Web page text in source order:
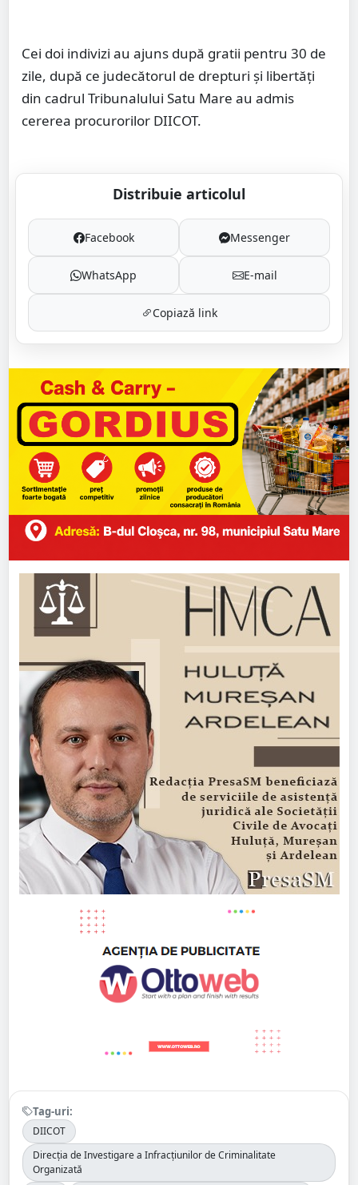
Cei doi indivizi au ajuns după gratii pentru 30 de
zile, după ce judecătorul de drepturi și libertăți
din cadrul Tribunalului Satu Mare au admis
cererea procurorilor DIICOT.
Distribuie articolul
Facebook Messenger
WhatsApp E-mail
Copiază link
Tag-uri:
DIICOT
Direcția de Investigare a Infracțiunilor de Criminalitate
Organizată